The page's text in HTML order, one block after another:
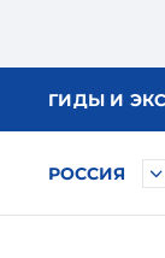
ГИДЫ И
РОССИЯ